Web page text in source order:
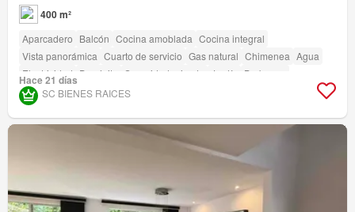
400 m²
Aparcadero Balcón Cocina amoblada Cocina integral
Vista panorámica Cuarto de servicio Gas natural Chimenea Agua
Electricidad Depósito Seguridad privada Jardín
Barbecue
Acceso para personas con discapacidad
Hace 21 días
SC BIENES RAICES